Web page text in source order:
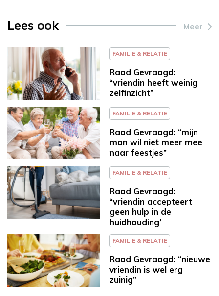
Lees ook Meer
FAMILIE & RELATIE
Raad Gevraagd:
“vriendin heeft weinig
zelfinzicht”
FAMILIE & RELATIE
Raad Gevraagd: “mijn
man wil niet meer mee
naar feestjes”
FAMILIE & RELATIE
Raad Gevraagd:
“vriendin accepteert
geen hulp in de
huidhouding’
FAMILIE & RELATIE
Raad Gevraagd: “nieuwe
vriendin is wel erg
zuinig”